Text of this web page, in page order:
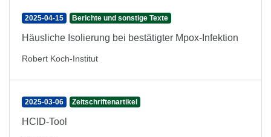
2025-04-15 Berichte und sonstige Texte
Häusliche Isolierung bei bestätigter Mpox-Infektion
Robert Koch-Institut
2025-03-06 Zeitschriftenartikel
HCID-Tool